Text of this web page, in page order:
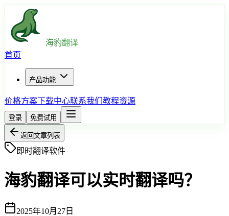
海豹翻译
首页
产品功能
价格方案下载中心联系我们 教程资源
登录 免费试用
返回文章列表
即时翻译软件
海豹翻译可以实时翻译吗？
2025年10月27日